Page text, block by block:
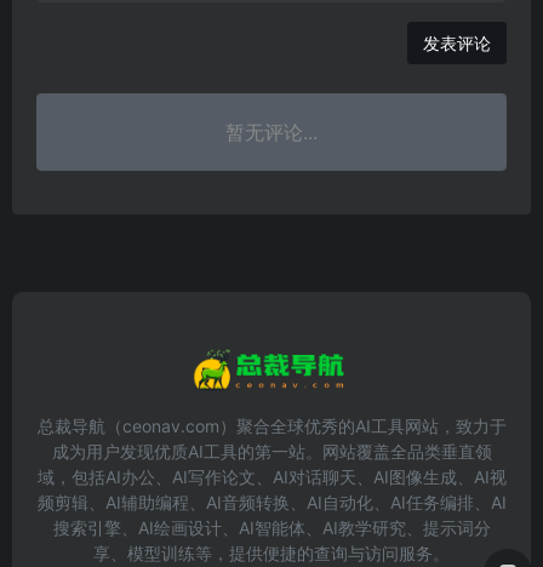
发表评论
暂无评论...
总裁导航（ceonav.com）聚合全球优秀的AI工具网站，致力于
成为用户发现优质AI工具的第一站。网站覆盖全品类垂直领
域，包括AI办公、AI写作论文、AI对话聊天、AI图像生成、AI视
频剪辑、AI辅助编程、AI音频转换、AI自动化、AI任务编排、AI
搜索引擎、AI绘画设计、AI智能体、AI教学研究、提示词分
享、模型训练等，提供便捷的查询与访问服务。